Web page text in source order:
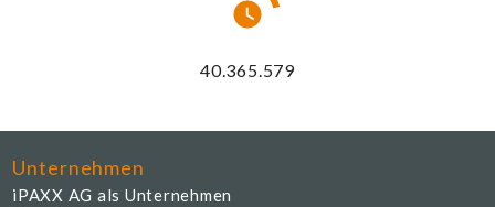
43.620.868
Unternehmen
iPAXX AG als Unternehmen